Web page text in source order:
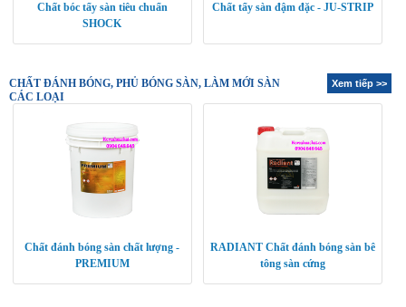
Chất bóc tẩy sàn tiêu chuẩn
SHOCK
Chất tẩy sàn đậm đặc - JU-STRIP
CHẤT ĐÁNH BÓNG, PHỦ BÓNG SÀN, LÀM MỚI SÀN
CÁC LOẠI
Xem tiếp >>
Chất đánh bóng sàn chất lượng -
PREMIUM
RADIANT Chất đánh bóng sàn bê
tông sàn cứng